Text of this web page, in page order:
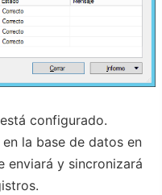
configurado.
la base de datos en
enviará y sincronizará